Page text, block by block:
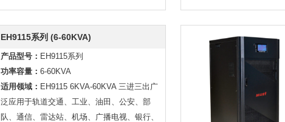
EH9115系列 (6-60KVA)
产品型号： EH9115系列
功率容量：6-60KVA
适用领域： EH9115 6KVA-60KVA 三进三出广
泛应用于轨道交通、工业、油田、公安、部
队、通信、雷达站、机场、广播电视、银行、